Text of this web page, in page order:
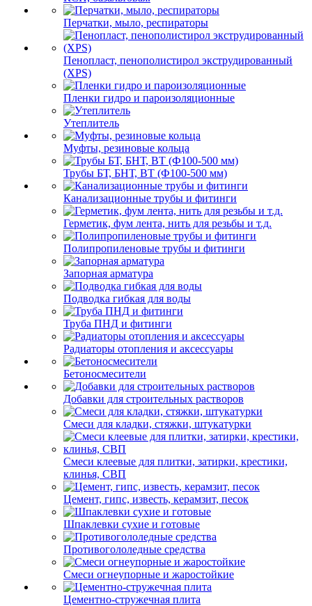
Перчатки, мыло, респираторы
Пенопласт, пенополистирол экструдированный
(XPS)
Пленки гидро и пароизоляционные
Утеплитель
Муфты, резиновые кольца
Трубы БТ, БНТ, ВТ (Ф100-500 мм)
Канализационные трубы и фитинги
Герметик, фум лента, нить для резьбы и т.д.
Полипропиленовые трубы и фитинги
Запорная арматура
Подводка гибкая для воды
Труба ПНД и фитинги
Радиаторы отопления и аксессуары
Бетоносмесители
Добавки для строительных растворов
Смеси для кладки, стяжки, штукатурки
Смеси клеевые для плитки, затирки, крестики,
клинья, СВП
Цемент, гипс, известь, керамзит, песок
Шпаклевки сухие и готовые
Противогололедные средства
Смеси огнеупорные и жаростойкие
Цементно-стружечная плита